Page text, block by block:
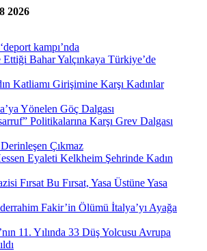
2026
kampı’nda
Ettiği Bahar Yalçınkaya Türkiye’de
Katliamı Girişimine Karşı Kadınlar
Yönelen Göç Dalgası
Politikalarına Karşı Grev Dalgası
Çıkmaz
Eyaleti Kelkheim Şehrinde Kadın
Fırsat Bu Fırsat, Yasa Üstüne Yasa
Fakir’in Ölümü İtalya’yı Ayağa
11. Yılında 33 Düş Yolcusu Avrupa